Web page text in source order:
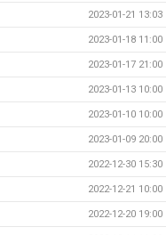
2023-01-21 13:03
2023-01-18 11:00
2023-01-17 21:00
2023-01-13 10:00
2023-01-10 10:00
2023-01-09 20:00
2022-12-30 15:30
2022-12-21 10:00
2022-12-20 19:00